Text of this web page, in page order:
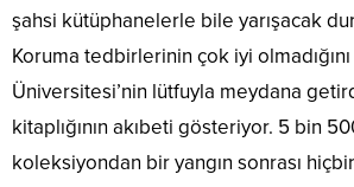
şahsi kütüphanelerle bile yarışacak
Koruma tedbirlerinin çok iyi
Üniversitesi’nin lütfuyla meydana
kitaplığının akıbeti gösteriyor. 5 bin
koleksiyondan bir yangın sonrası